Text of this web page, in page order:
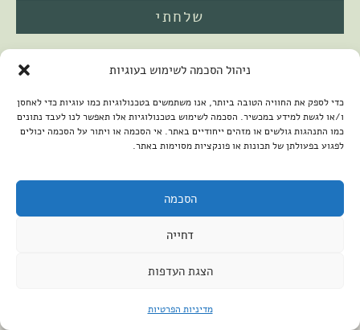
ניהול הסכמה לשימוש בעוגיות
כדי לספק את החוויה הטובה ביותר, אנו משתמשים בטכנולוגיות כמו עוגיות כדי לאחסן
ו/או לגשת למידע במכשיר. הסכמה לשימוש בטכנולוגיות אלו תאפשר לנו לעבד נתונים
כמו התנהגות גולשים או מזהים ייחודיים באתר. אי הסכמה או ויתור על הסכמה יכולים
לפגוע בפעולתן של תכונות או פונקציות מסוימות באתר.
הסכמה
דחייה
הצגת העדפות
מדיניות הפרטיות
שלחתי
2026 © כל הזכויות שמורות למיכל שמיר
הצהרת נגישות